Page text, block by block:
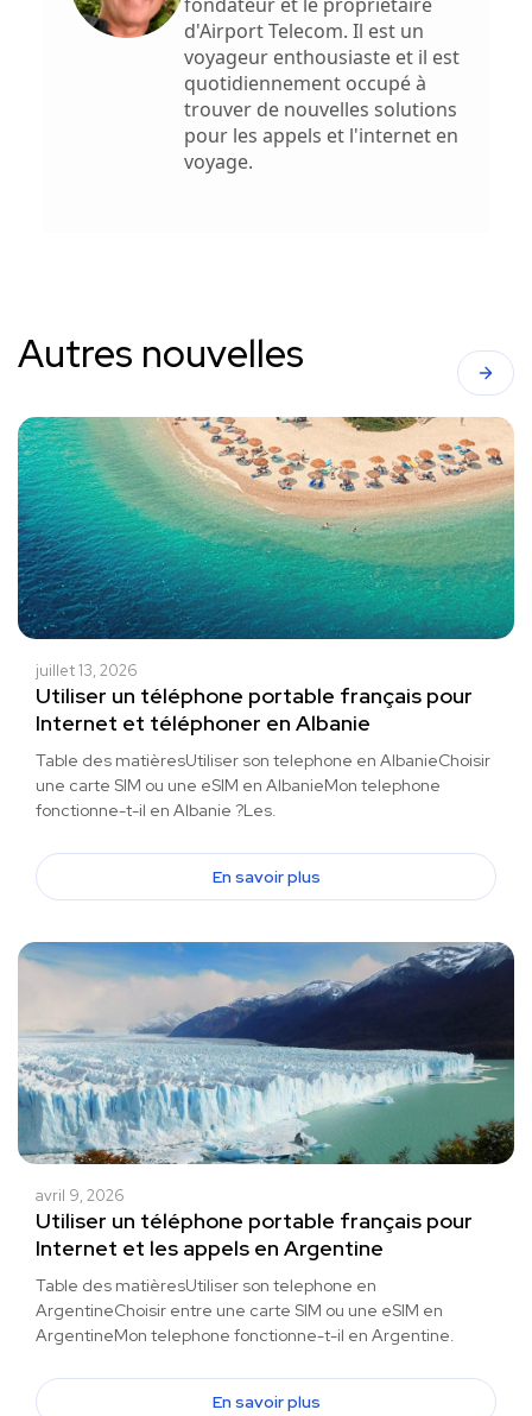
fondateur et le propriétaire
d'Airport Telecom. Il est un
voyageur enthousiaste et il est
quotidiennement occupé à
trouver de nouvelles solutions
pour les appels et l'internet en
voyage.
Autres nouvelles
juillet 13, 2026
Utiliser un téléphone portable français pour
Internet et téléphoner en Albanie
Table des matièresUtiliser son telephone en AlbanieChoisir
une carte SIM ou une eSIM en AlbanieMon telephone
fonctionne-t-il en Albanie ?Les.
En savoir plus
avril 9, 2026
Utiliser un téléphone portable français pour
Internet et les appels en Argentine
Table des matièresUtiliser son telephone en
ArgentineChoisir entre une carte SIM ou une eSIM en
ArgentineMon telephone fonctionne-t-il en Argentine.
En savoir plus